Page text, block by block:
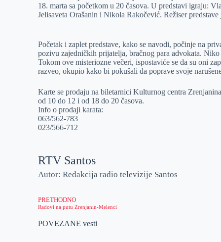
rn
A
p
i
18. marta sa početkom u 20 časova. U predstavi igraju:
Jelisaveta Orašanin i Nikola Rakočević. Režiser
Početak i zaplet predstave, kako se navodi, počinje na
pozivu zajedničkih prijatelja, bračnog para advokata.
Tokom ove misteriozne večeri, ispostaviće se da su oni
razveo, okupio kako bi pokušali da poprave svoje
Karte se prodaju na biletarnici Kulturnog centra
od 10 do 12 i od 18 do 20 časova.
Info o prodaji karata:
063/562-783
023/566-712
RTV Santos
Autor: Redakcija radio televizije Santos
PRETHODNO
Radovi na putu Zrenjanin-Melenci
POVEZANE vesti